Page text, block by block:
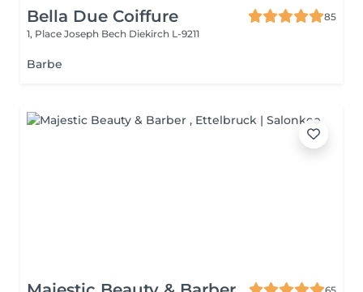
Bella Due Coiffure
85
1, Place Joseph Bech Diekirch L-9211
Barbe